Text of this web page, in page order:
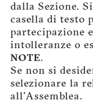
dalla Sezione.
casella di testo
partecipazione
intolleranze o
NOTE.
Se non si
selezionare la
all'Assemblea.